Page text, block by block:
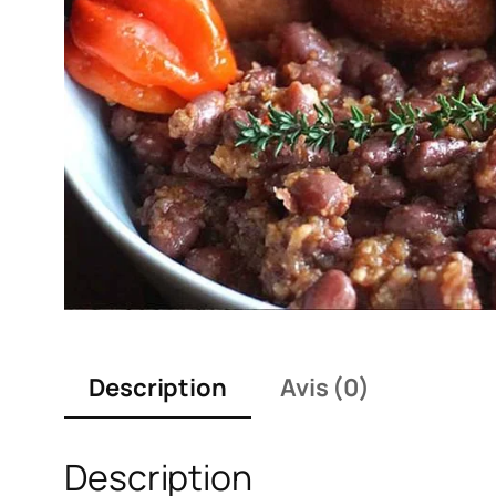
Description Avis (0)
Description